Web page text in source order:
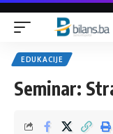
EDUKACIJE
Seminar: